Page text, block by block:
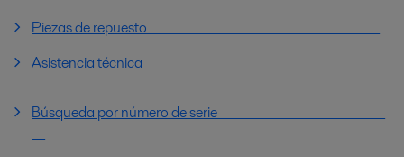
Piezas de repuesto
Asistencia técnica
Búsqueda por número de serie